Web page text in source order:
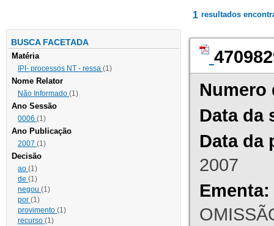
BUSCA FACETADA
Matéria
IPI- processos NT - ressa (1)
Nome Relator
Não Informado (1)
Ano Sessão
0006 (1)
Ano Publicação
2007 (1)
Decisão
ao (1)
de (1)
negou (1)
por (1)
provimento (1)
recurso (1)
1 resultados
Numero
Data da
Data da
2007
Ementa: